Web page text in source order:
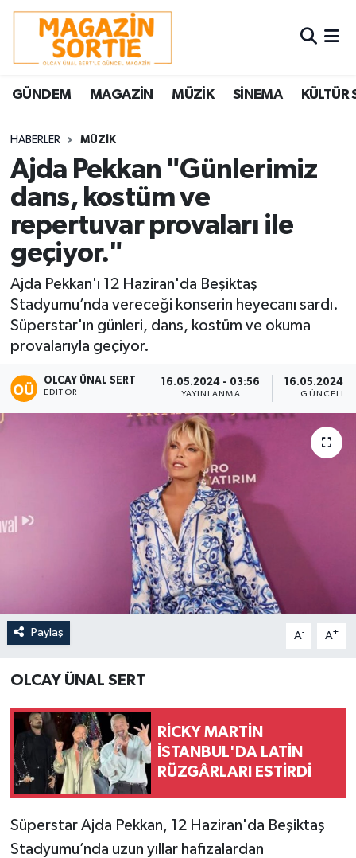
GÜNDEM MAGAZİN MÜZİK SİNEMA KÜLTÜR
HABERLER MÜZİK
Ajda Pekkan "Günlerimiz
dans, kostüm ve
repertuvar provaları ile
geçiyor."
Ajda Pekkan'ı 12 Haziran'da Beşiktaş
Stadyumu’nda vereceği konserin heyecanı sardı.
Süperstar'ın günleri, dans, kostüm ve okuma
provalarıyla geçiyor.
OLCAY ÜNAL SERT
EDITÖR
16.05.2024 - 03:56
YAYINLANMA
16.05.2024 -
Paylaş A- A+
OLCAY ÜNAL SERT
RİCKY MARTİN
İSTANBUL'DA LATİN
RÜZGÂRLARI ESTİRDİ
Süperstar Ajda Pekkan, 12 Haziran'da Beşiktaş
Stadyumu’nda uzun yıllar hafızalardan
Nöbetçi Eczaneler
Hava Durumu
Trafik Durumu
Süper Lig Puan Durumu ve Fikstür
Tüm Manşetler
Son Dakika Haberleri
Haber Arşivi